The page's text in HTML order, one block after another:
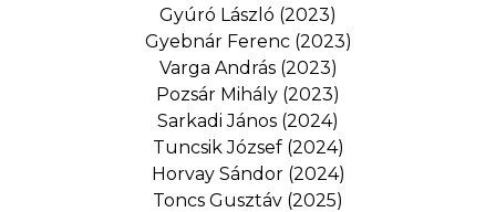
Gyúró László (2023)
Gyebnár Ferenc (2023)
Varga András (2023)
Pozsár Mihály (2023)
Sarkadi János (2024)
Tuncsik József (2024)
Horvay Sándor (2024)
Toncs Gusztáv (2025)